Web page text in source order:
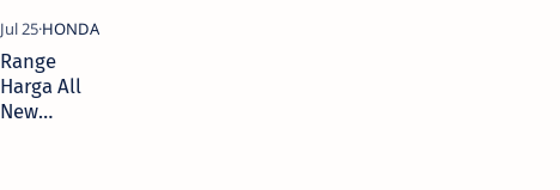
Range
Harga All
New